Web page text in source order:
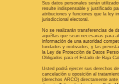
Sus datos personales serán
resulte indispensable y justificado
atribuciones y funciones que la ley
jurisdiccional electoral.
No se realizarán transferencias de
aquéllas que sean necesarias para
información de una autoridad
fundados y motivados, y las
la Ley de Protección de Datos
Obligados para el Estado de Baja
Usted podrá ejercer sus derechos
cancelación u oposición al
(derechos ARCO) directamente